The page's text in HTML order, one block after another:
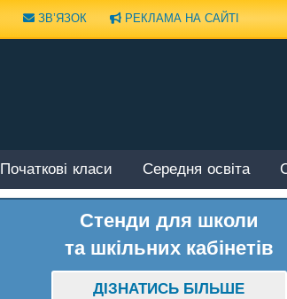
ЗВ’ЯЗОК РЕКЛАМА НА САЙТІ
Початкові класи Середня освіта
Стенди для школи
та шкільних кабінетів
ДІЗНАТИСЬ БІЛЬШЕ